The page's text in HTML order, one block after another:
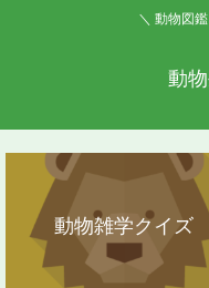
＼ 動物図
動
動物雑学クイズ